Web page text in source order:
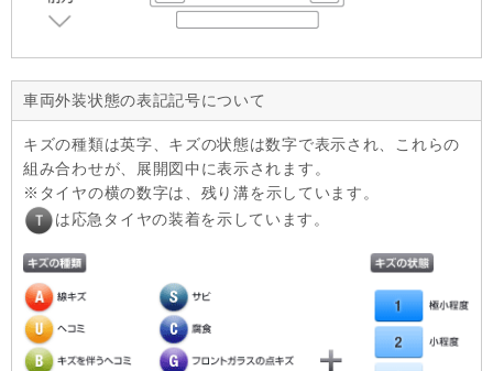
車両外装状態の表記記号について
キズの種類は英字、キズの状態は数字で表示され、これらの
組み合わせが、展開図中に表示されます。
タイヤの横の数字は、残り溝を示しています。
は応急タイヤの装着を示しています。